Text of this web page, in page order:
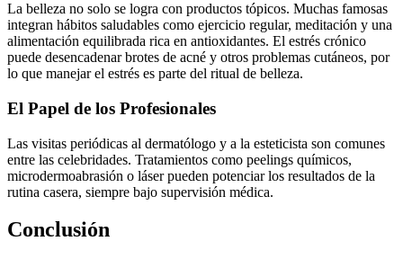
La belleza no solo se logra con productos tópicos. Muchas famosas
integran hábitos saludables como ejercicio regular, meditación y una
alimentación equilibrada rica en antioxidantes. El estrés crónico
puede desencadenar brotes de acné y otros problemas cutáneos, por
lo que manejar el estrés es parte del ritual de belleza.
El Papel de los Profesionales
Las visitas periódicas al dermatólogo y a la esteticista son comunes
entre las celebridades. Tratamientos como peelings químicos,
microdermoabrasión o láser pueden potenciar los resultados de la
rutina casera, siempre bajo supervisión médica.
Conclusión